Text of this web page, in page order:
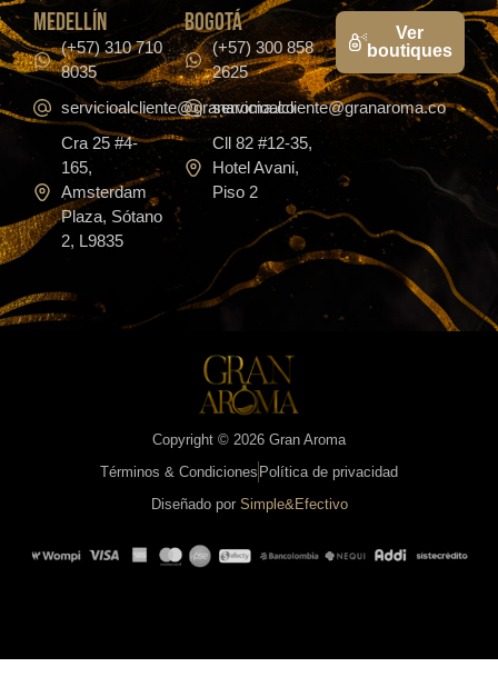
medellín
(+57) 310 710
8035
servicioalcliente@granaroma.co
Cra 25 #4-
165,
Amsterdam
Plaza, Sótano
2, L9835
bogotá
(+57) 300 858
2625
servicioalcliente@granaroma.co
Cll 82 #12-35,
Hotel Avani,
Piso 2
Ver
boutiques
Copyright © 2026 Gran Aroma
Términos & Condiciones Política de privacidad
Diseñado por Simple&Efectivo